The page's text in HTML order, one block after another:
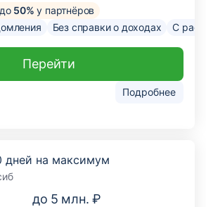
50% у партнёров
Без справки о доходах С
Подробнее
Перейти
дней на максимум
до 5 млн. ₽